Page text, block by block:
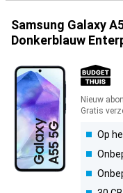
Samsung Galaxy
Donkerblauw
Nieuw
Gratis
Op